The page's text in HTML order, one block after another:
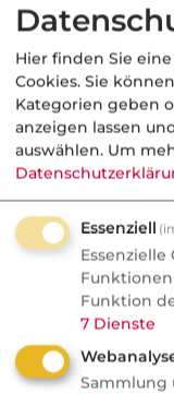
Einfache
Keine
Hier finden Sie
Cookies. Sie
Kategorien geben
anzeigen lassen
auswählen. Um
Essenziell
Funktion
7 Dienste
Sammlung